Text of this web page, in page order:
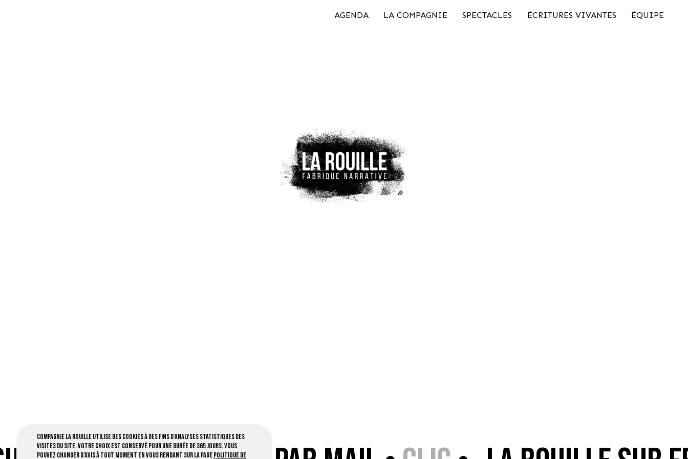
AGENDA LA COMPAGNIE SPECTACLES ÉCRITURES VIVANTES ÉQUIPE
Compagnie la Rouille utilise des cookies à des fins d’analyses statistiques des
visites du site. Votre choix est conservé pour une durée de 365 jours. Vous
pouvez changer d’avis à tout moment en vous rendant sur la pagePolitique de